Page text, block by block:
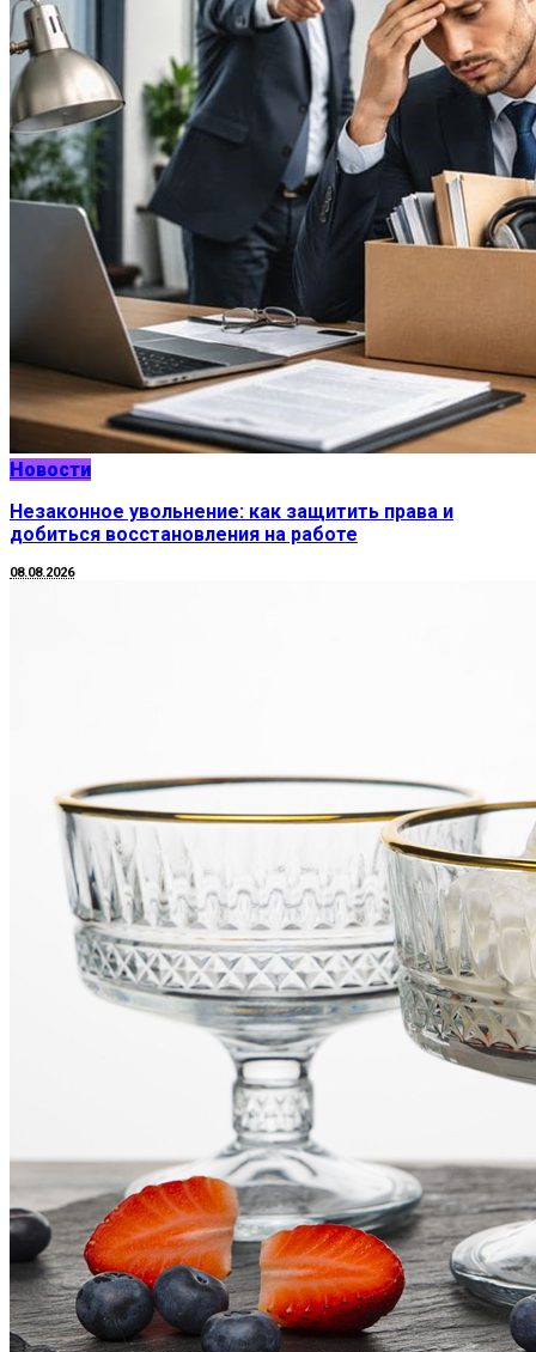
Новости
Незаконное увольнение: как защитить права и
добиться восстановления на работе
08.08.2026